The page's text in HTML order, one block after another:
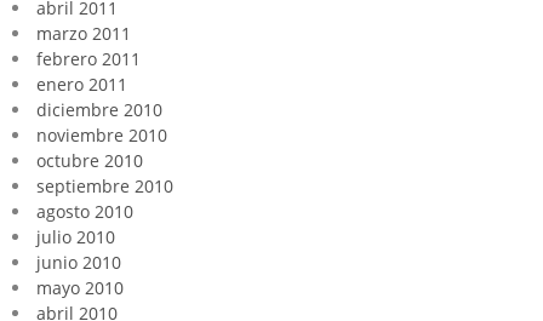
abril 2011
marzo 2011
febrero 2011
enero 2011
diciembre 2010
noviembre 2010
octubre 2010
septiembre 2010
agosto 2010
julio 2010
junio 2010
mayo 2010
abril 2010